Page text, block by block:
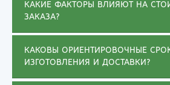
КАКИЕ ФАКТОРЫ ВЛИЯЮТ НА
ЗАКАЗА?
КАКОВЫ ОРИЕНТИРОВОЧНЫЕ
ИЗГОТОВЛЕНИЯ И ДОСТАВКИ?